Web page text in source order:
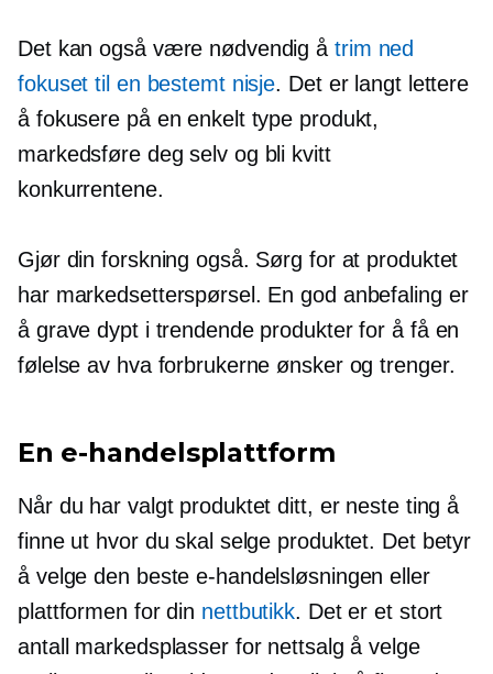
Det kan også være nødvendig å trim ned
fokuset til en bestemt nisje. Det er langt lettere
å fokusere på en enkelt type produkt,
markedsføre deg selv og bli kvitt
konkurrentene.
Gjør din forskning også. Sørg for at produktet
har markedsetterspørsel. En god anbefaling er
å grave dypt i trendende produkter for å få en
følelse av hva forbrukerne ønsker og trenger.
En e-handelsplattform
Når du har valgt produktet ditt, er neste ting å
finne ut hvor du skal selge produktet. Det betyr
å velge den beste e-handelsløsningen eller
plattformen for din nettbutikk. Det er et stort
antall markedsplasser for nettsalg å velge